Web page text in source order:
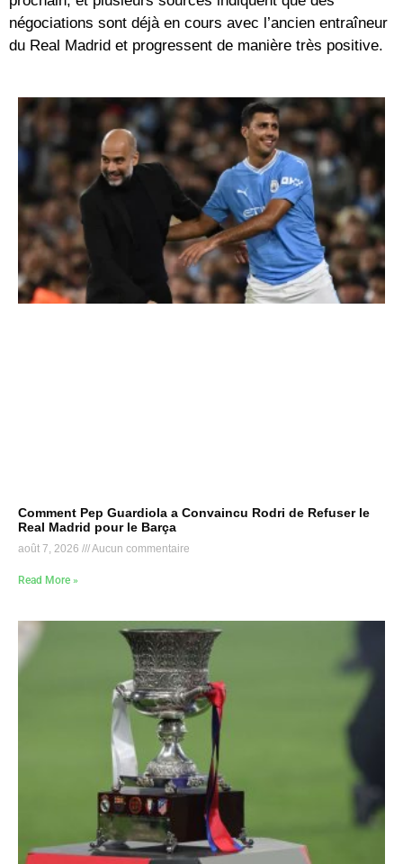
négociations sont déjà en cours avec l’ancien entraîneur
du Real Madrid et progressent de manière très positive.
Comment Pep Guardiola a Convaincu Rodri de Refuser le
Real Madrid pour le Barça
août 7, 2026 Aucun commentaire
Read More »